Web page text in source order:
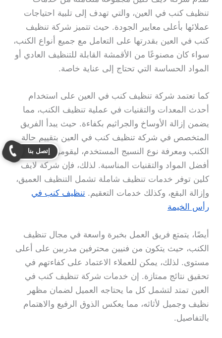
تنظيف كنب في العين، والتي تهدف إلى تلبية احتياجات
عملائها بأعلى معايير الجودة. حيث تتميز شركة تنظيف
كنب في العين بقدرتها على التعامل مع جميع أنواع الكنب،
سواء كان مصنوعًا من الأقمشة القابلة للتنظيف العادي أو
المواد الحساسة التي تحتاج إلى عناية خاصة.
كما تعتمد شركة تنظيف كنب في العين على استخدام
أحدث المعدات والتقنيات في عملية تنظيف الكنب، مما
يضمن إزالة الأوساخ والجراثيم بكفاءة. حيث يبدأ الفريق
المتخصص في شركة تنظيف كنب في العين بتقييم حالة
الكنب ومعرفة نوع النسيج المستخدم، ليقوموا باختيار
أفضل المواد والتقنيات المناسبة. لذلك، فإن شركة لايف
كلين توفر خدمات تنظيف شاملة تشمل التنظيف العميق،
وإزالة البقع، وكذلك خدمات التعقيم.تنظيف كنب في
رأس الخيمة
أيضًا، يتمتع فريق العمل بخبرة واسعة في مجال تنظيف
الكنب، حيث يتكون من فنيين محترفين مدربين على أعلى
مستوى. لذلك، يمكن للعملاء الاعتماد على كفاءتهم في
تحقيق نتائج ممتازة. إن خدمات شركة تنظيف كنب في
العين تمتد لتشمل كل ما يحتاجه العميل لضمان مظهر
نظيف وجميل لأثاثه، مما يعكس الذوق الرفيع والاهتمام
بالتفاصيل.
إتصل بنا